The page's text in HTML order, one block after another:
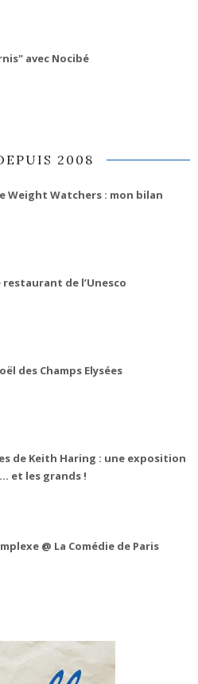
avec Nocibé
2008
Weight Watchers : mon bilan
restaurant de l’Unesco
des Champs Elysées
de Keith Haring : une exposition
et les grands !
@ La Comédie de Paris